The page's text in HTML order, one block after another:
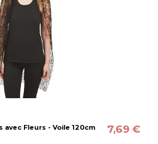
Fleurs - Voile 120cm 7,69 €